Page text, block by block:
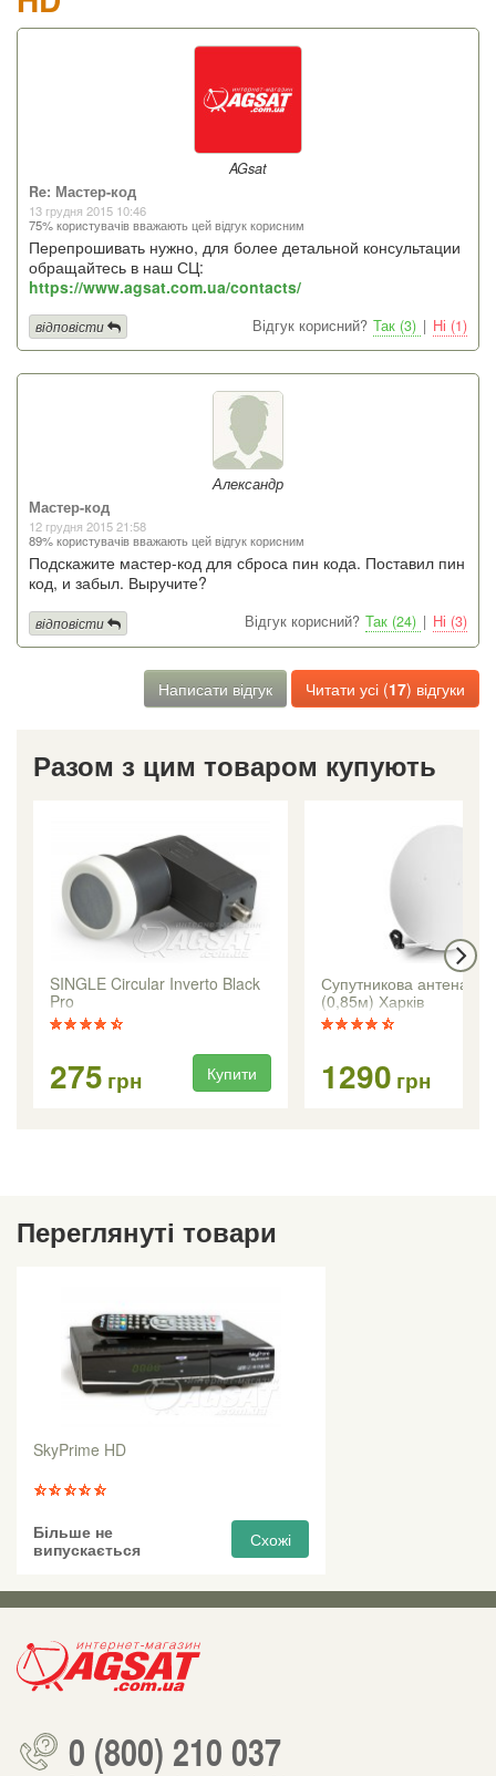
AGsat
Re: Мастер-код
13 грудня 2015 10:46
75% користувачів вважають цей відгук корисним
Перепрошивать нужно, для более детальной консультации
обращайтесь в наш СЦ:
https://www.agsat.com.ua/contacts/
Відгук корисний? Так (3) | Ні (1)
відповісти
Александр
Мастер-код
12 грудня 2015 21:58
89% користувачів вважають цей відгук корисним
Подскажите мастер-код для сброса пин кода. Поставил пин
код, и забыл. Выручите?
Відгук корисний? Так (24) | Ні (3)
відповісти
Написати відгук Читати усі (17) відгуки
Разом з цим товаром купують
SINGLE Circular Inverto Black
Pro
275 грн Купити
Супутникова антена
(0,85м) Харків
1290 грн
Переглянуті товари
SkyPrime HD
Більше не
випускається
Схожі
0 (800) 210 037